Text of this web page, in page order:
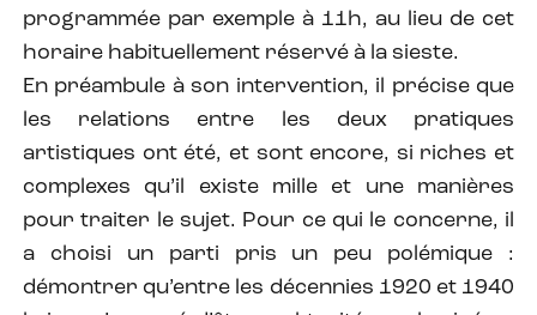
programmée par exemple à 11h, au lieu de cet
horaire habituellement réservé à la sieste.
En préambule à son intervention, il précise que
les relations entre les deux pratiques
artistiques ont été, et sont encore, si riches et
complexes qu’il existe mille et une manières
pour traiter le sujet. Pour ce qui le concerne, il
a choisi un parti pris un peu polémique :
démontrer qu’entre les décennies 1920 et 1940